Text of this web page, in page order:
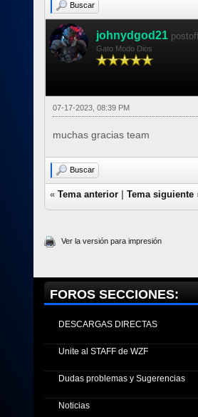
Buscar
johnydgod21
Gato Modo Dios
07-17-2023, 08:39 PM
muchas gracias team
Buscar
« Tema anterior Tema siguiente
Ver la versión para impresión
FOROS SECCIONES:
DESCARGAS DIRECTAS
Unite al STAFF de WZF
Dudas problemas y Sugerencias
Noticias